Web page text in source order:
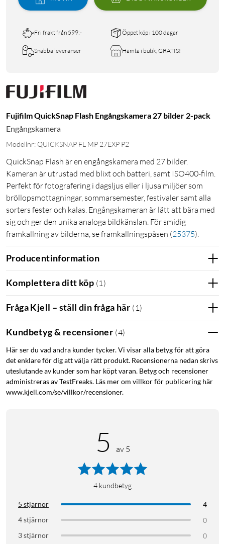
Fri frakt från 599:- Öppet köp i 100 dagar
Snabba leveranser Hämta i butik, GRATIS!
Fujifilm QuickSnap Flash Engångskamera 27 bilder 2-pack
Engångskamera
Modellnr: QUICKSNAP FL MP 27EXP P2
QuickSnap Flash är en engångskamera med 27 bilder.
Kameran är utrustad med blixt och batteri, samt ISO400-film.
Perfekt för fotografering i dagsljus eller i ljusa miljöer som
bröllopsmottagningar, sommarsemester, festivaler samt alla
sorters fester och kalas. Engångskameran är lätt att bära med
sig och ger den unika analoga bildkänslan. För smidig
framkallning av bilderna, se framkallningspåsen (25375)
Producentinformation
Komplettera ditt köp (1)
Fråga Kjell – ställ din fråga här ( 1)
Kundbetyg & recensioner (4)
Här ser du vad andra kunder tycker. Vi visar alla betyg för att göra
det enklare för dig att välja rätt produkt. Recensionerna nedan skrivs
uteslutande av kunder som har köpt varan. Betyg och recensioner
administreras av TestFreaks. Läs mer om villkor för publicering här
www.kjell.com/se/villkor/recensioner.
5 av 5
4 kundbetyg
5 stjärnor
4
4 stjärnor
0
3 stjärnor
0